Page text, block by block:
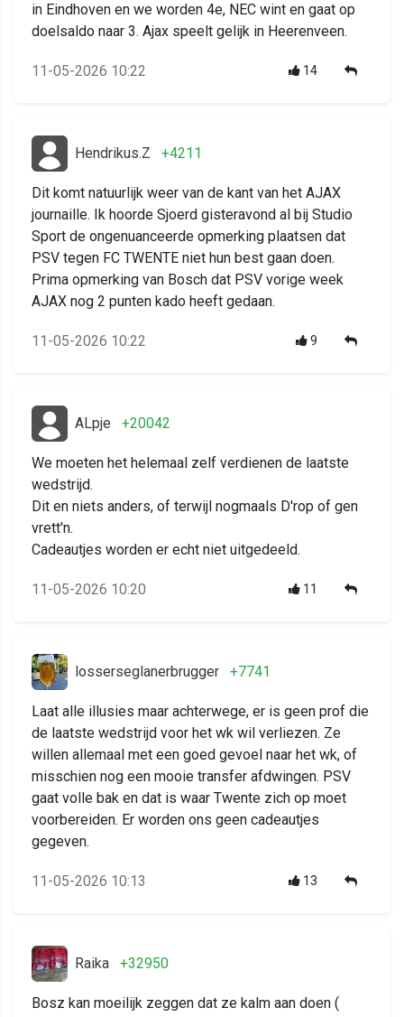
in Eindhoven en we worden 4e, NEC wint en gaat op
doelsaldo naar 3. Ajax speelt gelijk in Heerenveen.
11-05-2026 10:22 14
Hendrikus.Z +4211
Dit komt natuurlijk weer van de kant van het AJAX
journaille. Ik hoorde Sjoerd gisteravond al bij Studio
Sport de ongenuanceerde opmerking plaatsen dat
PSV tegen FC TWENTE niet hun best gaan doen.
Prima opmerking van Bosch dat PSV vorige week
AJAX nog 2 punten kado heeft gedaan.
11-05-2026 10:22 9
ALpje +20042
We moeten het helemaal zelf verdienen de laatste
wedstrijd.
Dit en niets anders, of terwijl nogmaals D'rop of gen
vrett'n.
Cadeautjes worden er echt niet uitgedeeld.
11-05-2026 10:20 11
losserseglanerbrugger +7741
Laat alle illusies maar achterwege, er is geen prof die
de laatste wedstrijd voor het wk wil verliezen. Ze
willen allemaal met een goed gevoel naar het wk, of
misschien nog een mooie transfer afdwingen. PSV
gaat volle bak en dat is waar Twente zich op moet
voorbereiden. Er worden ons geen cadeautjes
gegeven.
11-05-2026 10:13 13
Raika +32950
Bosz kan moeilijk zeggen dat ze kalm aan doen (